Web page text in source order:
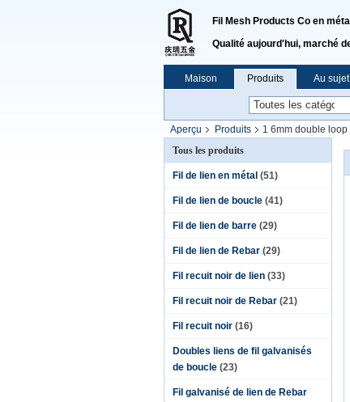
Fil Mesh Products Co en
Qualité aujourd'hui, marché
Maison Produits Au
Aperçu Produits
1 6mm double loop
Tous les produits
Fil de lien en métal (51)
Fil de lien de boucle (41)
Fil de lien de barre (29)
Fil de lien de Rebar (29)
Fil recuit noir de lien (33)
Fil recuit noir de Rebar (21)
Fil recuit noir (16)
Doubles liens de fil galvanisés
de boucle (23)
Fil galvanisé de lien de Rebar